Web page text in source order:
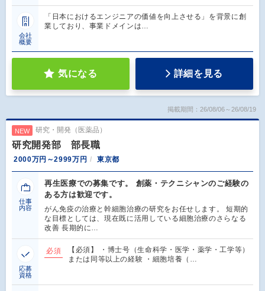
会社
概要
「日本におけるエンジニアの価値を向上させる」を背景に創
業しており、事業ドメインは…
気になる 詳細を見る
掲載期間：26/08/06～26/08/19
NEW 研究・開発（医薬品）
研究開発部 部長職
2000万円～2999万円 東京都
仕事
内容
再生医療での募集です。 創薬・テクニシャンのご経験の
ある方は歓迎です。
がん免疫の治療と幹細胞治療の研究をお任せします。 短期的
な目標としては、現在既に活用している細胞治療のさらなる
改善 長期的に…
応募
資格
必須
【必須】 ・博士号（生命科学・医学・薬学・工学等）
または同等以上の経験 ・細胞培養（…